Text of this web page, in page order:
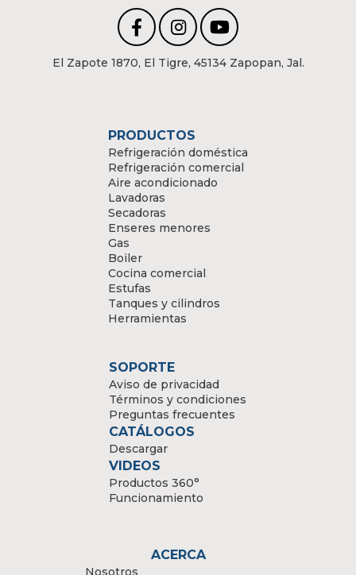
El Zapote 1870, El Tigre, 45134 Zapopan, Jal.
PRODUCTOS
Refrigeración doméstica
Refrigeración comercial
Aire acondicionado
Lavadoras
Secadoras
Enseres menores
Gas
Boiler
Cocina comercial
Estufas
Tanques y cilindros
Herramientas
SOPORTE
Aviso de privacidad
Términos y condiciones
Preguntas frecuentes
CATÁLOGOS
Descargar
VIDEOS
Productos 360°
Funcionamiento
ACERCA
Nosotros